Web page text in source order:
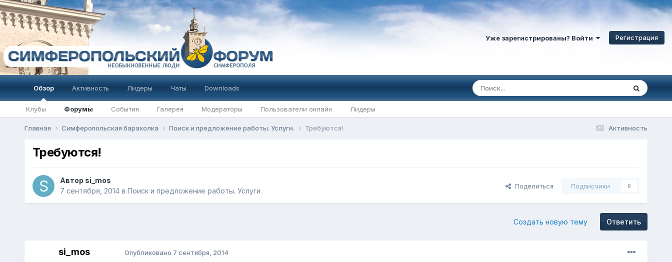
Уже зарегистрированы? Войти Регистрация
Обзор
Клубы Форумы События Галерея Модераторы Пользователи онлайн Лидеры
Активность Лидеры Чаты Downloads
Активность
Главная Симферопольская барахолка Поиск и предложение работы. Услуги. Требуются!
Требуются!
Автор si_mos
7 сентября, 2014в Поиск и предложение работы. Услуги.
Поделиться Подписчики 0
Ответить
Создать новую тему
si_mos Опубликовано 7 сентября, 2014